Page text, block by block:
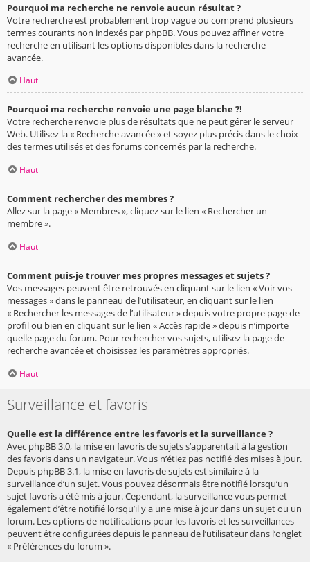
Pourquoi ma recherche ne renvoie aucun résultat ?
Votre recherche est probablement trop vague ou comprend plusieurs
termes courants non indexés par phpBB. Vous pouvez affiner votre
recherche en utilisant les options disponibles dans la recherche
avancée.
Haut
Pourquoi ma recherche renvoie une page blanche ?!
Votre recherche renvoie plus de résultats que ne peut gérer le serveur
Web. Utilisez la « Recherche avancée » et soyez plus précis dans le choix
des termes utilisés et des forums concernés par la recherche.
Haut
Comment rechercher des membres ?
Allez sur la page « Membres », cliquez sur le lien « Rechercher un
membre ».
Haut
Comment puis-je trouver mes propres messages et sujets ?
Vos messages peuvent être retrouvés en cliquant sur le lien « Voir vos
messages » dans le panneau de l’utilisateur, en cliquant sur le lien
« Rechercher les messages de l’utilisateur » depuis votre propre page de
profil ou bien en cliquant sur le lien « Accès rapide » depuis n’importe
quelle page du forum. Pour rechercher vos sujets, utilisez la page de
recherche avancée et choisissez les paramètres appropriés.
Haut
Surveillance et favoris
Quelle est la différence entre les favoris et la surveillance ?
Avec phpBB 3.0, la mise en favoris de sujets s’apparentait à la gestion
des favoris dans un navigateur. Vous n’étiez pas notifié des mises à jour.
Depuis phpBB 3.1, la mise en favoris de sujets est similaire à la
surveillance d’un sujet. Vous pouvez désormais être notifié lorsqu’un
sujet favoris a été mis à jour. Cependant, la surveillance vous permet
également d’être notifié lorsqu’il y a une mise à jour dans un sujet ou un
forum. Les options de notifications pour les favoris et les surveillances
peuvent être configurées depuis le panneau de l’utilisateur dans l’onglet
« Préférences du forum ».